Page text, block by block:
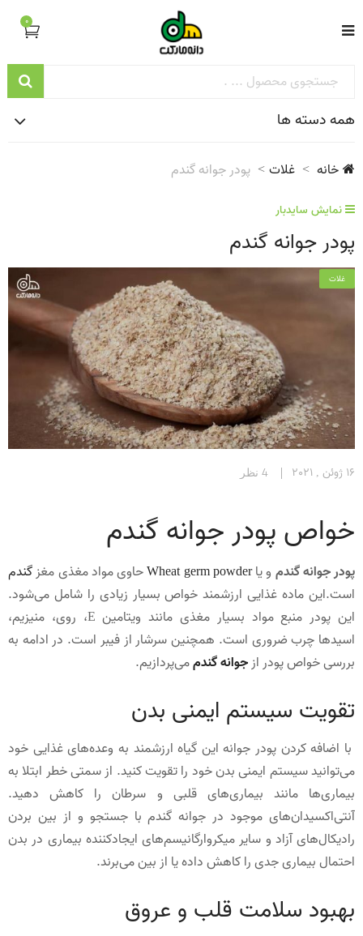
0
همه دسته ها
خانه غلات پودر جوانه گندم
نمایش سایدبار
پودر جوانه گندم
غلات
16 ژوئن , 2021 4 نظر
خواص پودر جوانه گندم
پودر جوانه گندم و یاWheat germ powderحاوی مواد مغذی مغزگندم
است.این ماده غذایی ارزشمند خواص بسیار زیادی را شامل می‌شود.
این پودر منبع مواد بسیار مغذی مانند ویتامین E، روی، منیزیم،
اسیدها چرب ضروری است. همچنین سرشار از فیبر است. در ادامه به
بررسی خواص پودر ازجوانه گندممی‌پردازیم.
تقویت سیستم ایمنی بدن
با اضافه کردن پودر جوانه این گیاه ارزشمند به وعده‌های غذایی خود
می‌توانید سیستم ایمنی بدن خود را تقویت کنید. از سمتی خطر ابتلا به
بیماری‌ها مانند بیماری‌های قلبی و سرطان را کاهش دهید.
آنتی‌اکسیدان‌های موجود در جوانه گندم با جستجو و از بین بردن
رادیکال‌های آزاد و سایر میکروارگانیسم‌های ایجاد‌کننده بیماری در بدن
احتمال بیماری جدی را کاهش داده یا از بین می‌برند.
بهبود سلامت قلب و عروق